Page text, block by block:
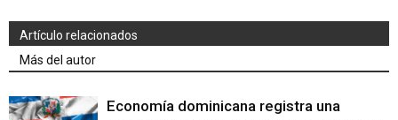
Artículo relacionados
Más del autor
Economía dominicana registra una